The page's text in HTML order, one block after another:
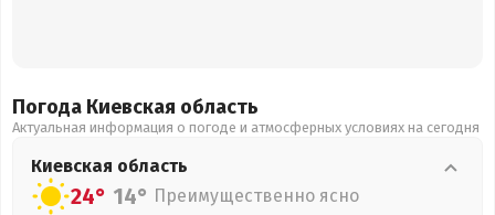
Погода Киевская область
Актуальная информация о погоде и атмосферных условиях на сегодня
Киевская область
24° 14° Преимущественно ясно